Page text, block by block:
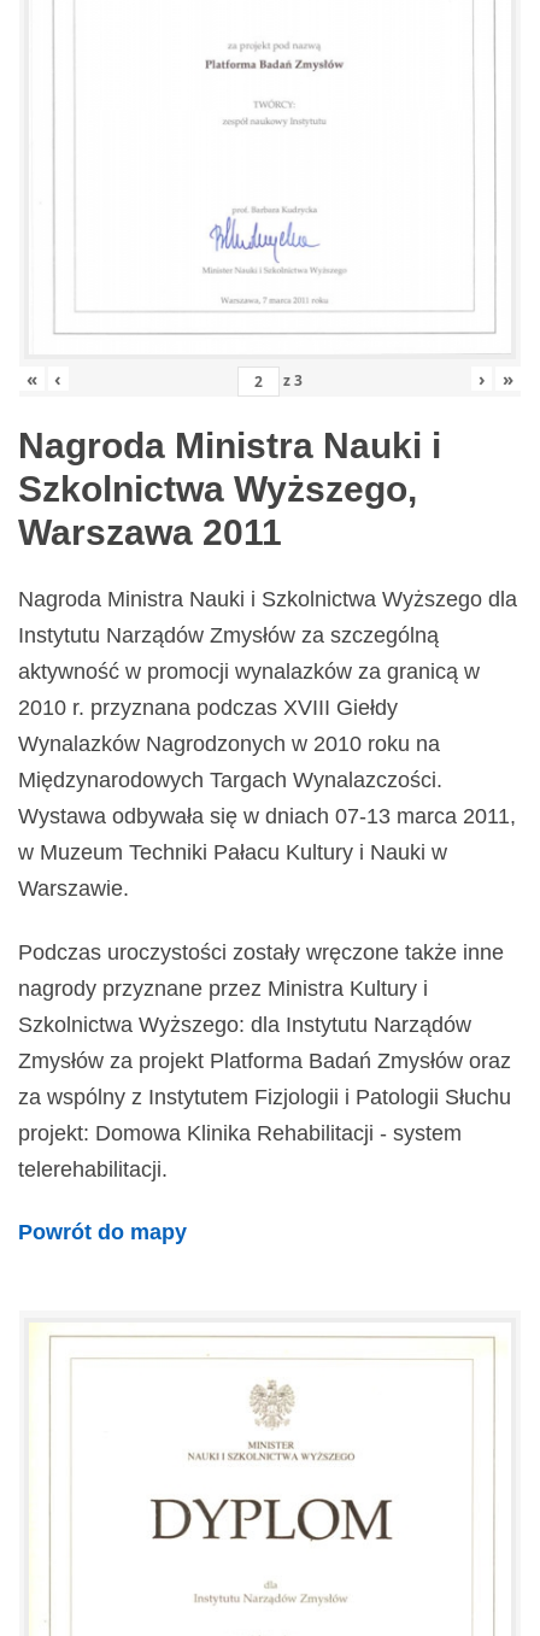
« ‹ z3 › »
Nagroda Ministra Nauki i
Szkolnictwa Wyższego,
Warszawa 2011
Nagroda Ministra Nauki i Szkolnictwa Wyższego dla
Instytutu Narządów Zmysłów za szczególną
aktywność w promocji wynalazków za granicą w
2010 r. przyznana podczas XVIII Giełdy
Wynalazków Nagrodzonych w 2010 roku na
Międzynarodowych Targach Wynalazczości.
Wystawa odbywała się w dniach 07-13 marca 2011,
w Muzeum Techniki Pałacu Kultury i Nauki w
Warszawie.
Podczas uroczystości zostały wręczone także inne
nagrody przyznane przez Ministra Kultury i
Szkolnictwa Wyższego: dla Instytutu Narządów
Zmysłów za projekt Platforma Badań Zmysłów oraz
za wspólny z Instytutem Fizjologii i Patologii Słuchu
projekt: Domowa Klinika Rehabilitacji - system
telerehabilitacji.
Powrót do mapy